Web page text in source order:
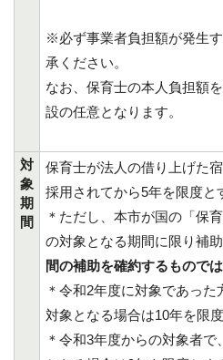
※必ず事業者負担額が発生
承ください。
なお、保育士の本人負担額
設の任意となります。
対
象
期
間
保育士が法人の借り上げた
採用されてから5年を限度と
＊ただし、本市が国の「保
の対象となる期間に限り補
間の補助を確約するものでは
＊令和2年度に対象であっ
対象となる場合は10年を限度
＊令和3年度からの対象者